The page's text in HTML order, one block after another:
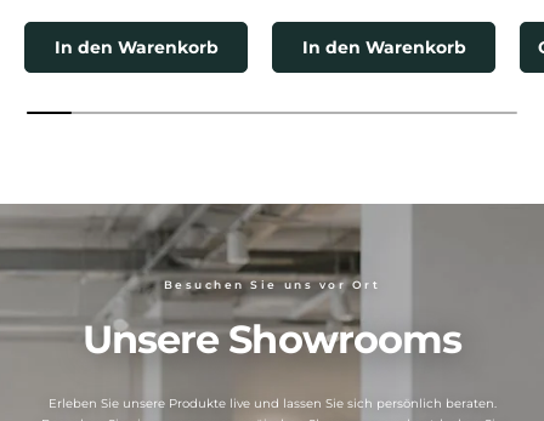
In den Warenkorb In den Warenkorb
Besuchen Sie uns vor Ort
Unsere Showrooms
Erleben Sie unsere Produkte live und lassen Sie sich persönlich beraten.